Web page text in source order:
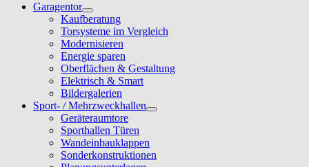
Garagentor
Kaufberatung
Torsysteme im Vergleich
Modernisieren
Energie sparen
Oberflächen & Gestaltung
Elektrisch & Smart
Bildergalerien
Sport- / Mehrzweckhallen
Geräteraumtore
Sporthallen Türen
Wandeinbauklappen
Sonderkonstruktionen